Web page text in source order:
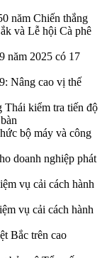
năm Chiến thắng
và Lễ hội Cà phê
năm 2025 có 17
Nâng cao vị thế
kiểm tra tiến độ
bộ máy và công
doanh nghiệp phát
vụ cải cách hành
vụ cải cách hành
Bắc trên cao